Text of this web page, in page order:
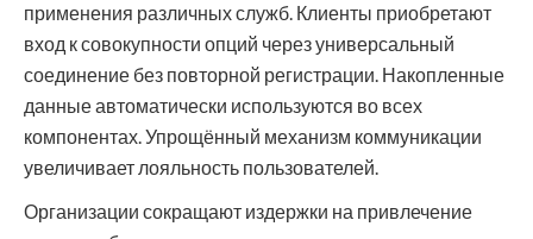
применения различных служб. Клиенты приобретают
вход к совокупности опций через универсальный
соединение без повторной регистрации. Накопленные
данные автоматически используются во всех
компонентах. Упрощённый механизм коммуникации
увеличивает лояльность пользователей.
Организации сокращают издержки на привлечение